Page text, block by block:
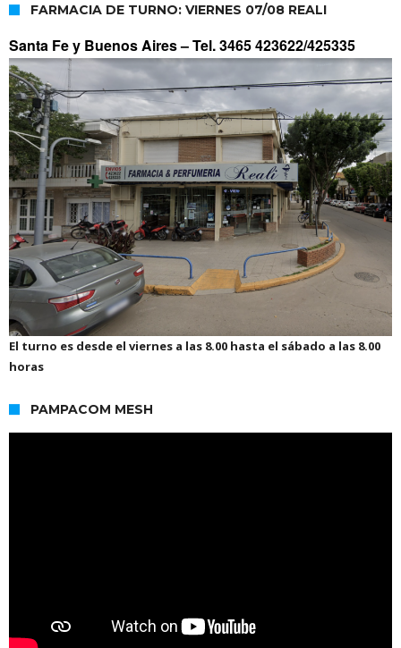
FARMACIA DE TURNO: VIERNES 07/08 REALI
Santa Fe y Buenos Aires –Tel. 3465 423622/425335
El turno es desde el viernes a las 8.00 hasta el sábado a las 8.00
horas
PAMPACOM MESH